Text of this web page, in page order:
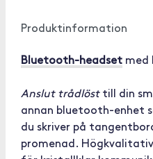
Produktinformation
Bluetooth-headset med
Anslut trådlösttill din
annan bluetooth-enhet
du skriver på
promenad.